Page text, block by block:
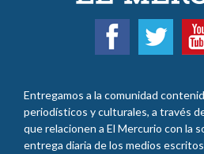
que relacionen a El Mercurio con la
entrega diaria de los medios
INSCRIPCIONES Y VENTAS: